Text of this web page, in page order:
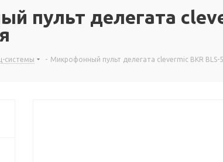
пульт делегата
системы - Микрофонный пульт делегата clevermic BKR BLS-